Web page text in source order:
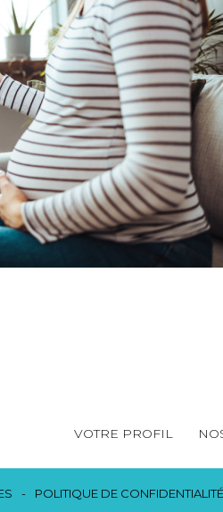
Footer
VOTRE PROFIL
POLITIQUE DE CONFIDENTIALITÉ